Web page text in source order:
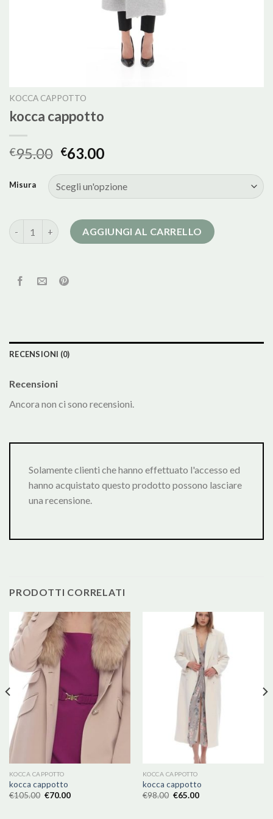
KOCCA CAPPOTTO
kocca cappotto
€95.00 €63.00
Misura
kocca cappotto quantitàAGGIUNGI AL CARRELLO
RECENSIONI (0)
Recensioni
Ancora non ci sono recensioni.
Solamente clienti che hanno effettuato l'accesso ed
hanno acquistato questo prodotto possono lasciare
una recensione.
PRODOTTI CORRELATI
KOCCA CAPPOTTO
kocca cappotto
€105.00 €70.00
KOCCA CAPPOTTO
kocca cappotto
€98.00 €65.00